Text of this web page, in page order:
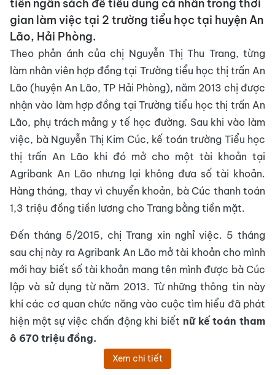
tiền ngân sách để tiêu dùng cá nhân trong thời
gian làm việc tại 2 trường tiểu học tại huyện An
Lão, Hải Phòng.
Theo phản ánh của chị Nguyễn Thị Thu Trang, từng
làm nhân viên hợp đồng tại Trường tiểu học thị trấn An
Lão (huyện An Lão, TP Hải Phòng), năm 2013 chị được
nhận vào làm hợp đồng tại Trường tiểu học thị trấn An
Lão, phụ trách mảng y tế học đường. Sau khi vào làm
việc, bà Nguyễn Thị Kim Cúc, kế toán trường Tiểu học
thị trấn An Lão khi đó mở cho một tài khoản tại
Agribank An Lão nhưng lại không đưa số tài khoản.
Hàng tháng, thay vì chuyển khoản, bà Cúc thanh toán
1,3 triệu đồng tiền lương cho Trang bằng tiền mặt.
Đến tháng 5/2015, chị Trang xin nghỉ việc. 5 tháng
sau chị này ra Agribank An Lão mở tài khoản cho mình
mới hay biết số tài khoản mang tên mình được bà Cúc
lập và sử dụng từ năm 2013. Từ những thông tin này
khi các cơ quan chức năng vào cuộc tìm hiểu đã phát
hiện một sự việc chấn động khi biết nữkế toán tham
ô 670 triệu đồng.
Xem chi tiết